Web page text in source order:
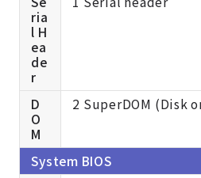
ria
l H
ea
de
r
D
O
M
2 SuperDOM (Disk
System BIOS